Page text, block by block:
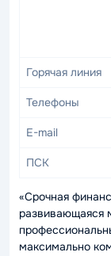
Горячая линия
Телефоны
E-mail
ПСК
«Срочная
развивающаяся
максимально